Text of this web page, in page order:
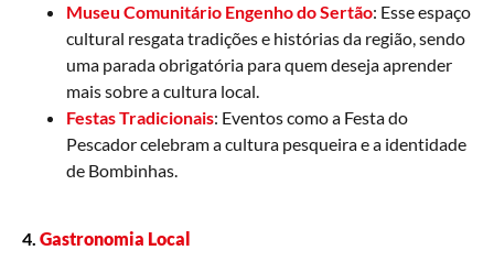
Museu Comunitário Engenho do Sertão: Esse espaço
cultural resgata tradições e histórias da região, sendo
uma parada obrigatória para quem deseja aprender
mais sobre a cultura local.
Festas Tradicionais: Eventos como a Festa do
Pescador celebram a cultura pesqueira e a identidade
de Bombinhas.
4. Gastronomia Local